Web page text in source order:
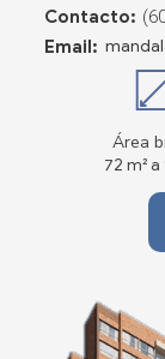
Contacto:
Email:
Área
72 m² a